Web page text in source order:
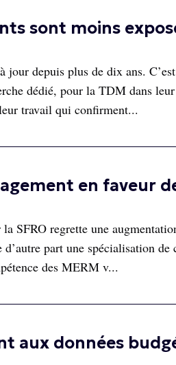
sont moins
jour depuis plus de dix ans.
dédié, pour la TDM dans
travail qui confirment...
en faveur
SFRO regrette une
part une spécialisation
des MERM v...
aux données